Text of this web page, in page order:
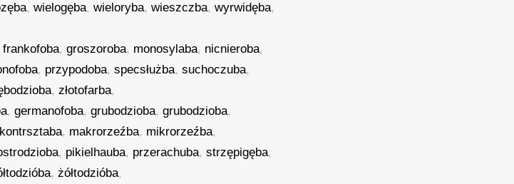
,wielogęba,wieloryba,wieszczba,wyrwidęba,
frankofoba,groszoroba, monosylaba, nicnieroba,
, przypodoba,specsłużba,suchoczuba,
,złotofarba,
,germanofoba,grubodzioba,grubodzioba,
kontrsztaba, makrorzeźba, mikrorzeźba,
, pikielhauba, przerachuba,strzępigęba,
,żółtodzióba,